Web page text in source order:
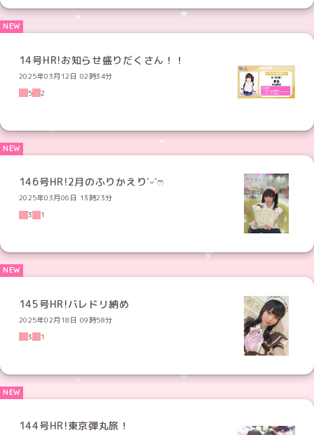
14号HR!お知らせ盛りだくさん！！
2025年03月12日 02時34分
5
2
146号HR!2月のふりかえり˙ᵕ˙ෆ
2025年03月06日 13時23分
3
1
145号HR!バレドリ納め
2025年02月18日 09時58分
3
1
144号HR!東京弾丸旅！